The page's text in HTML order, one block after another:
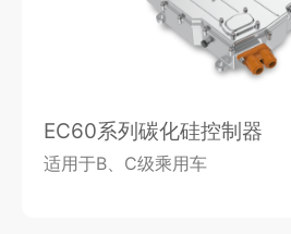
EC60系列碳化硅控制器
适用于B、C级乘用车